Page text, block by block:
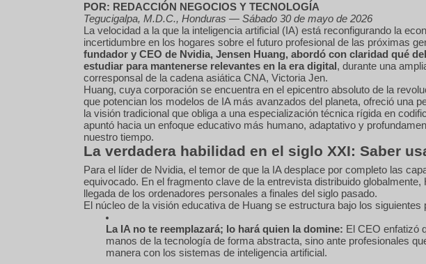
POR: REDACCIÓN NEGOCIOS Y TECNOLOGÍA
Tegucigalpa, M.D.C., Honduras — Sábado 30 de mayo de 2026
La velocidad a la que la inteligencia artificial (IA) está reconfigurando la
incertidumbre en los hogares sobre el futuro profesional de las próximas
fundador y CEO de Nvidia, Jensen Huang, abordó con claridad qué
estudiar para mantenerse relevantes en la era digital, durante una
corresponsal de la cadena asiática CNA, Victoria Jen.
Huang, cuya corporación se encuentra en el epicentro absoluto de la
que potencian los modelos de IA más avanzados del planeta, ofreció una
la visión tradicional que obliga a una especialización técnica rígida en
apuntó hacia un enfoque educativo más humano, adaptativo y
nuestro tiempo.
La verdadera habilidad en el siglo XXI: Saber
Para el líder de Nvidia, el temor de que la IA desplace por completo las
equivocado. En el fragmento clave de la entrevista distribuido
llegada de los ordenadores personales a finales del siglo pasado.
El núcleo de la visión educativa de Huang se estructura bajo los
La IA no te reemplazará; lo hará quien la domine: El CEO enfatizó
manos de la tecnología de forma abstracta, sino ante profesionales
manera con los sistemas de inteligencia artificial.